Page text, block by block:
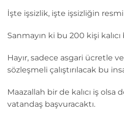
İşte işsizlik, işte işsizliğin
Sanmayın ki bu 200 kişi
Hayır, sadece asgari ücretle
sözleşmeli çalıştırılacak bu
Maazallah bir de kalıcı iş
vatandaş başvuracaktı.